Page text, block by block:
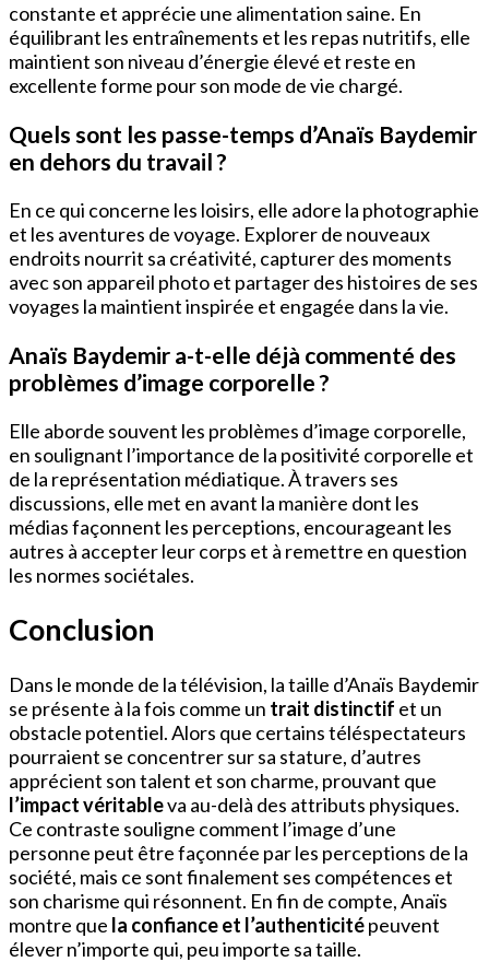
constante et apprécie une alimentation saine. En
équilibrant les entraînements et les repas nutritifs, elle
maintient son niveau d’énergie élevé et reste en
excellente forme pour son mode de vie chargé.
Quels sont les passe-temps d’Anaïs Baydemir
en dehors du travail ?
En ce qui concerne les loisirs, elle adore la photographie
et les aventures de voyage. Explorer de nouveaux
endroits nourrit sa créativité, capturer des moments
avec son appareil photo et partager des histoires de ses
voyages la maintient inspirée et engagée dans la vie.
Anaïs Baydemir a-t-elle déjà commenté des
problèmes d’image corporelle ?
Elle aborde souvent les problèmes d’image corporelle,
en soulignant l’importance de la positivité corporelle et
de la représentation médiatique. À travers ses
discussions, elle met en avant la manière dont les
médias façonnent les perceptions, encourageant les
autres à accepter leur corps et à remettre en question
les normes sociétales.
Conclusion
Dans le monde de la télévision, la taille d’Anaïs Baydemir
se présente à la fois comme un trait distinctif et un
obstacle potentiel. Alors que certains téléspectateurs
pourraient se concentrer sur sa stature, d’autres
apprécient son talent et son charme, prouvant que
l’impact véritableva au-delà des attributs physiques.
Ce contraste souligne comment l’image d’une
personne peut être façonnée par les perceptions de la
société, mais ce sont finalement ses compétences et
son charisme qui résonnent. En fin de compte, Anaïs
montre que la confiance et l’authenticitépeuvent
élever n’importe qui, peu importe sa taille.